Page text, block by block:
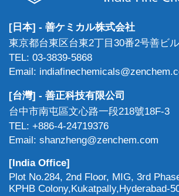
[日本] - 善ケミカル株式会社
東京都台東区台東2丁目30番2号善ビ
TEL: 03-3839-5868
Email:
[台灣] - 善正科技有限公司
台中市南屯區文心路一段218號18F-3
TEL: +886-4-24719376
Email: shanzheng@zenchem.com
[India Office]
Plot No.284, 2nd Floor, MIG, 3rd
KPHB Colony,Kukatpally,Hyderabad-